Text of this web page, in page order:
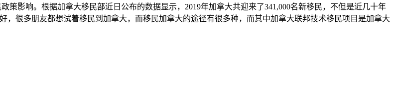
影响。根据加拿大移民部近日公布的数据显示，2019年加拿大共迎来了341,000名新移民，不但是近几十年
，很多朋友都想试着移民到加拿大，而移民加拿大的途径有很多种，而其中加拿大联邦技术移民项目是加拿大